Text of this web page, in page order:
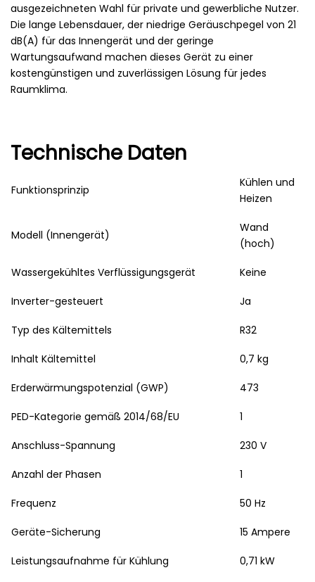
ausgezeichneten Wahl für private und gewerbliche Nutzer.
Die lange Lebensdauer, der niedrige Geräuschpegel von 21
dB(A) für das Innengerät und der geringe
Wartungsaufwand machen dieses Gerät zu einer
kostengünstigen und zuverlässigen Lösung für jedes
Raumklima.
Technische Daten
Funktionsprinzip
Kühlen und
Heizen
Modell (Innengerät)
Wand
(hoch)
Wassergekühltes Verflüssigungsgerät Keine
Inverter-gesteuert Ja
Typ des Kältemittels R32
Inhalt Kältemittel 0,7 kg
Erderwärmungspotenzial (GWP) 473
PED-Kategorie gemäß 2014/68/EU 1
Anschluss-Spannung 230 V
Anzahl der Phasen 1
Frequenz 50 Hz
Geräte-Sicherung 15 Ampere
Leistungsaufnahme für Kühlung 0,71 kW